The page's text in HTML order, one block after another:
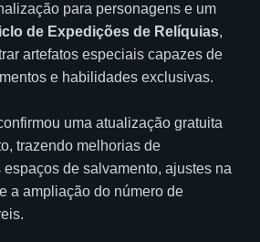
para personagens e um
de Expedições de Relíquias,
artefatos especiais capazes de
e habilidades exclusivas.
uma atualização gratuita
trazendo melhorias de
de salvamento, ajustes na
a ampliação do número de